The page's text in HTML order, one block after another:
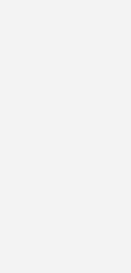
der Firma Berlinwind untersuchten
Unwucht auf. Die Drehungen des
Seit 2004 haben Mitarbeiter
und 750
1.000 Anlagen vorgenommen. Die
zeigt: 45 Prozent der Turbinen haben
Unwucht. Dabei wurde die im
vorab auffällige Anlagen bereinigt.
eines Rotors als unwuchtig
in der Zertifizierung festgelegt. Sie
nie überschritten sein, sonst
das Material vorzeitig.
Bei sehr großen Unwuchten
sein.
zwei unterschiedliche physikalische
die jeweils separate Grenzwerte
aufgrund ungleicher
führt zu schädlichen umlaufenden
Die schwereren
Umlaufbahn durch ihre größere